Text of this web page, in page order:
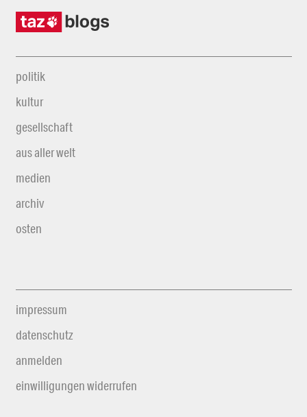
politik
kultur
gesellschaft
aus aller welt
medien
archiv
osten
impressum
datenschutz
anmelden
einwilligungen widerrufen